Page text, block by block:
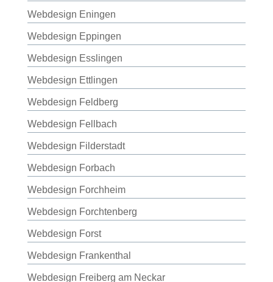
Webdesign Eningen
Webdesign Eppingen
Webdesign Esslingen
Webdesign Ettlingen
Webdesign Feldberg
Webdesign Fellbach
Webdesign Filderstadt
Webdesign Forbach
Webdesign Forchheim
Webdesign Forchtenberg
Webdesign Forst
Webdesign Frankenthal
Webdesign Freiberg am Neckar